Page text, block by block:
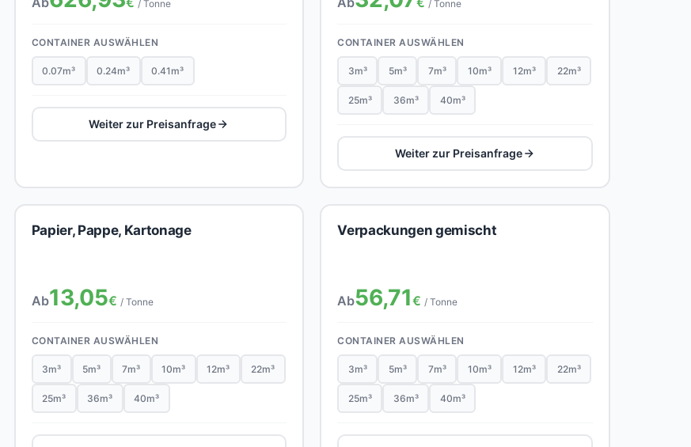
/ Tonne
CONTAINER AUSWÄHLEN
0.07m³ 0.24m³ 0.41m³
Weiter zur Preisanfrage
/ Tonne
CONTAINER AUSWÄHLEN
3m³ 5m³ 7m³ 10m³ 12m³ 22m³
25m³ 36m³ 40m³
Weiter zur Preisanfrage
Papier, Pappe, Kartonage
Ab13,05€ / Tonne
CONTAINER AUSWÄHLEN
3m³ 5m³ 7m³ 10m³ 12m³ 22m³
25m³ 36m³ 40m³
Verpackungen gemischt
Ab56,71€ / Tonne
CONTAINER AUSWÄHLEN
3m³ 5m³ 7m³ 10m³ 12m³ 22m³
25m³ 36m³ 40m³